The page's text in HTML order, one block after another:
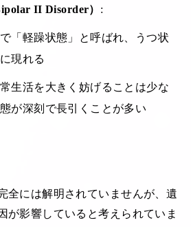
II Disorder） :
「軽躁状態」と呼ばれ、うつ状
現れる
生活を大きく妨げることは少な
が深刻で長引くことが多い
全には解明されていませんが、遺
が影響していると考えられていま